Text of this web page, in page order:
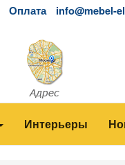
Оплата info@mebel-
Интерьеры